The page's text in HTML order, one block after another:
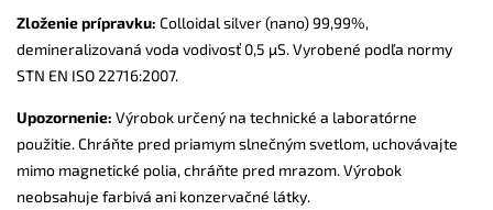
Zloženie prípravku: Colloidal silver (nano) 99,99%,
demineralizovaná voda vodivosť 0,5 µS. Vyrobené podľa normy
STN EN ISO 22716:2007.
Upozornenie: Výrobok určený na technické a laboratórne
použitie. Chráňte pred priamym slnečným svetlom, uchovávajte
mimo magnetické polia, chráňte pred mrazom. Výrobok
neobsahuje farbivá ani konzervačné látky.